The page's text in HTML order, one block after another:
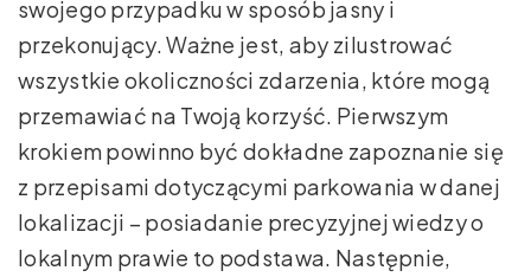
swojego przypadku w sposób jasny i
przekonujący. Ważne jest, aby zilustrować
wszystkie okoliczności zdarzenia, które mogą
przemawiać na Twoją korzyść. Pierwszym
krokiem powinno być dokładne zapoznanie się
z przepisami dotyczącymi parkowania w danej
lokalizacji – posiadanie precyzyjnej wiedzy o
lokalnym prawie to podstawa. Następnie,